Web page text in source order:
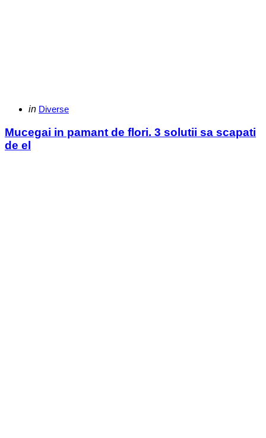
Categories
Posted
in Diverse
Mucegai in pamant de flori. 3 solutii sa scapati
de el